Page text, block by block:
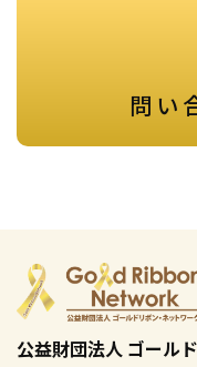
問い
公益財団法人 ゴール